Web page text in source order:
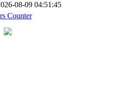
08-09 04:51:45
Counter